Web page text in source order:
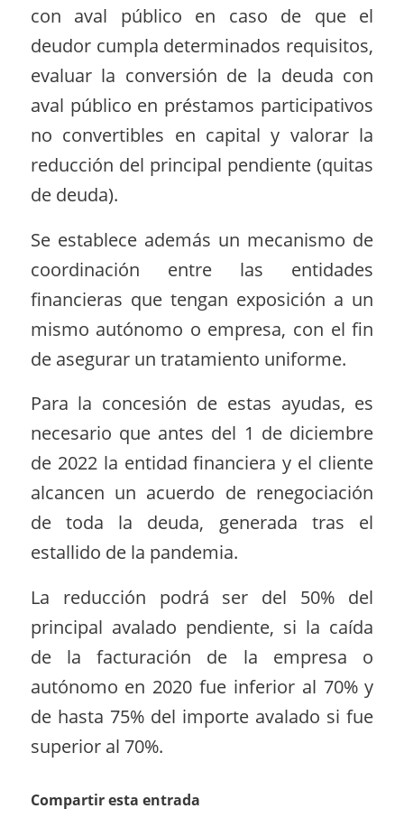
con aval público en caso de que el
deudor cumpla determinados requisitos,
evaluar la conversión de la deuda con
aval público en préstamos participativos
no convertibles en capital y valorar la
reducción del principal pendiente (quitas
de deuda).
Se establece además un mecanismo de
coordinación entre las entidades
financieras que tengan exposición a un
mismo autónomo o empresa, con el fin
de asegurar un tratamiento uniforme.
Para la concesión de estas ayudas, es
necesario que antes del 1 de diciembre
de 2022 la entidad financiera y el cliente
alcancen un acuerdo de renegociación
de toda la deuda, generada tras el
estallido de la pandemia.
La reducción podrá ser del 50% del
principal avalado pendiente, si la caída
de la facturación de la empresa o
autónomo en 2020 fue inferior al 70% y
de hasta 75% del importe avalado si fue
superior al 70%.
Compartir esta entrada